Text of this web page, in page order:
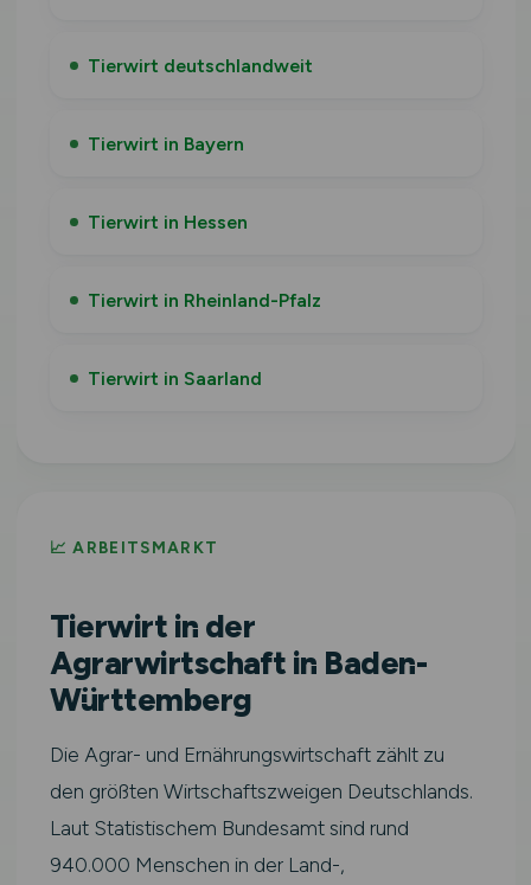
Tierwirt deutschlandweit
Tierwirt in Bayern
Tierwirt in Hessen
Tierwirt in Rheinland-Pfalz
Tierwirt in Saarland
📈 ARBEITSMARKT
Tierwirt in der
Agrarwirtschaft in Baden-
Württemberg
Die Agrar- und Ernährungswirtschaft zählt zu
den größten Wirtschaftszweigen Deutschlands.
Laut Statistischem Bundesamt sind rund
940.000 Menschen in der Land-,